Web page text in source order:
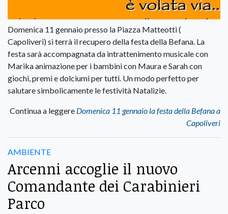
Domenica 11 gennaio presso la Piazza Matteotti (
Capoliveri) si terrà il recupero della festa della Befana. La
festa sarà accompagnata da intrattenimento musicale con
Marika animazione per i bambini con Maura e Sarah con
giochi, premi e dolciumi per tutti. Un modo perfetto per
salutare simbolicamente le festività Natalizie.
Continua a leggere Domenica 11 gennaio la festa della Befana a
Capoliveri
AMBIENTE
Arcenni accoglie il nuovo
Comandante dei Carabinieri
Parco